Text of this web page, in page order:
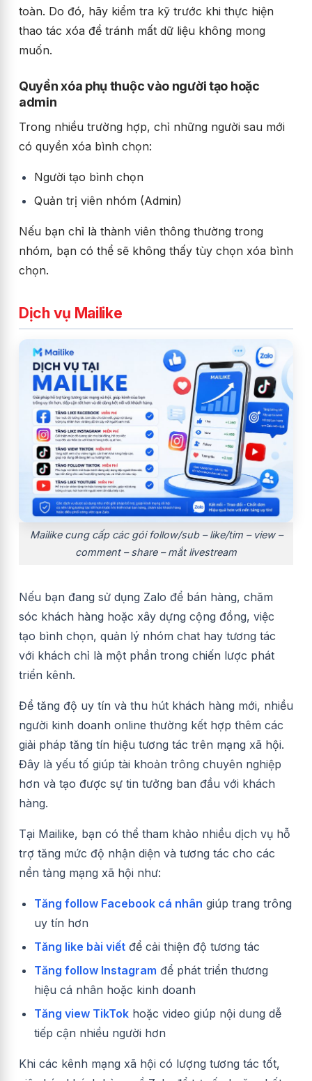
toàn. Do đó, hãy kiểm tra kỹ trước khi thực hiện
thao tác xóa để tránh mất dữ liệu không mong
muốn.
Quyền xóa phụ thuộc vào người tạo hoặc
admin
Trong nhiều trường hợp, chỉ những người sau mới
có quyền xóa bình chọn:
Người tạo bình chọn
Quản trị viên nhóm (Admin)
Nếu bạn chỉ là thành viên thông thường trong
nhóm, bạn có thể sẽ không thấy tùy chọn xóa bình
chọn.
Dịch vụ Mailike
Mailike cung cấp các gói follow/sub – like/tim – view –
comment – share – mắt livestream
Nếu bạn đang sử dụng Zalo để bán hàng, chăm
sóc khách hàng hoặc xây dựng cộng đồng, việc
tạo bình chọn, quản lý nhóm chat hay tương tác
với khách chỉ là một phần trong chiến lược phát
triển kênh.
Để tăng độ uy tín và thu hút khách hàng mới, nhiều
người kinh doanh online thường kết hợp thêm các
giải pháp tăng tín hiệu tương tác trên mạng xã hội.
Đây là yếu tố giúp tài khoản trông chuyên nghiệp
hơn và tạo được sự tin tưởng ban đầu với khách
hàng.
Tại Mailike, bạn có thể tham khảo nhiều dịch vụ hỗ
trợ tăng mức độ nhận diện và tương tác cho các
nền tảng mạng xã hội như:
Tăng follow Facebook cá nhân giúp trang trông
uy tín hơn
Tăng like bài viết để cải thiện độ tương tác
Tăng follow Instagram để phát triển thương
hiệu cá nhân hoặc kinh doanh
Tăng view TikTok hoặc video giúp nội dung dễ
tiếp cận nhiều người hơn
Khi các kênh mạng xã hội có lượng tương tác tốt,